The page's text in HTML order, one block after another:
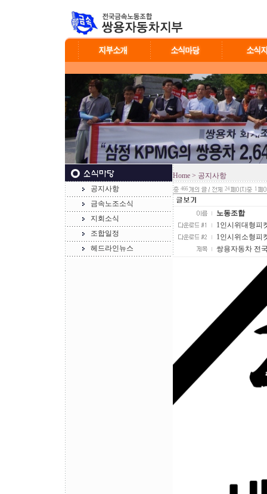
공지사항
금속노조소식
지회소식
조합일정
헤드라인뉴스
Home > 공지사항
466 24 1
노동조합
1인시위대형피
1인시위소형피
쌍용자동차 전